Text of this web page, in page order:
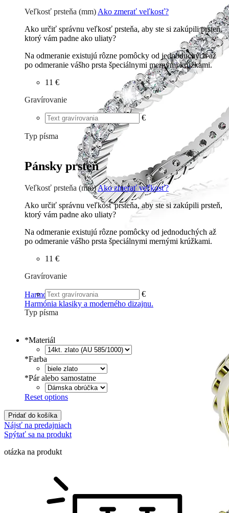
Harmony
Harmónia klasiky a moderného dizajnu.
Veľkosť prsteňa (mm) Ako zmerať veľkosť?
Ako určiť správnu veľkosť prsteňa, aby ste si zakúpili prsteň,
ktorý vám padne ako uliaty?
Na odmeranie existujú rôzne pomôcky od jednoduchých až
po odmeranie vášho prsta špeciálnymi mernými krúžkami.
11 €
Gravírovanie
€
Typ písma
Tlačené € €
Pánsky prsteň
Veľkosť prsteňa (mm)Ako zmerať veľkosť?
Ako určiť správnu veľkosť prsteňa, aby ste si zakúpili prsteň,
ktorý vám padne ako uliaty?
Na odmeranie existujú rôzne pomôcky od jednoduchých až
po odmeranie vášho prsta špeciálnymi mernými krúžkami.
11 €
Gravírovanie
€
Typ písma
*Materiál
*Farba
*Pár alebo samostatne
Reset options
Pridať do košíka
Nájsť na predajniach
Spýtať sa na produkt
otázka na produkt